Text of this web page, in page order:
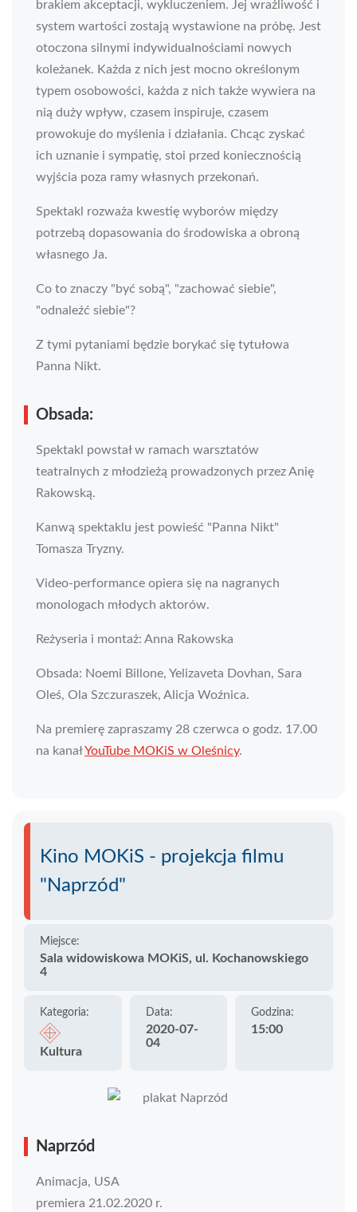
brakiem akceptacji, wykluczeniem. Jej wrażliwość i
system wartości zostają wystawione na próbę. Jest
otoczona silnymi indywidualnościami nowych
koleżanek. Każda z nich jest mocno określonym
typem osobowości, każda z nich także wywiera na
nią duży wpływ, czasem inspiruje, czasem
prowokuje do myślenia i działania. Chcąc zyskać
ich uznanie i sympatię, stoi przed koniecznością
wyjścia poza ramy własnych przekonań.
Spektakl rozważa kwestię wyborów między
potrzebą dopasowania do środowiska a obroną
własnego Ja.
Co to znaczy "być sobą", "zachować siebie",
"odnaleźć siebie"?
Z tymi pytaniami będzie borykać się tytułowa
Panna Nikt.
Obsada:
Spektakl powstał w ramach warsztatów
teatralnych z młodzieżą prowadzonych przez Anię
Rakowską.
Kanwą spektaklu jest powieść "Panna Nikt"
Tomasza Tryzny.
Video-performance opiera się na nagranych
monologach młodych aktorów.
Reżyseria i montaż: Anna Rakowska
Obsada: Noemi Billone, Yelizaveta Dovhan, Sara
Oleś, Ola Szczuraszek, Alicja Woźnica.
Na premierę zapraszamy 28 czerwca o godz. 17.00
na kanałYouTube MOKiS w Oleśnicy.
Kino MOKiS - projekcja filmu
"Naprzód"
Miejsce:
Sala widowiskowa MOKiS, ul. Kochanowskiego
4
Kategoria:
Kultura
Data:
2020-07-
04
Godzina:
15:00
Naprzód
Animacja, USA
premiera 21.02.2020 r.